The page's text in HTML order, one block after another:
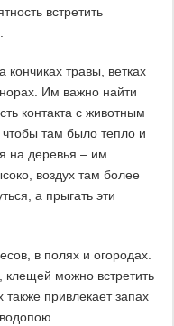
встретить
травы, ветках
норах. Им важно найти
контакта с животным
там было тепло и
на деревья – им
воздух там более
а прыгать эти
в полях и огородах.
клещей можно встретить
привлекает запах